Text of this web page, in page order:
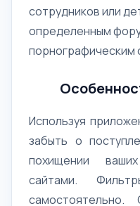
сотрудников или
определенным
порнографическим
Используя
забыть о
похищении
сайтами.